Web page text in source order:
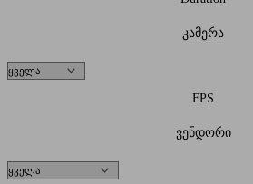
კამერა
FPS
ვენდორი